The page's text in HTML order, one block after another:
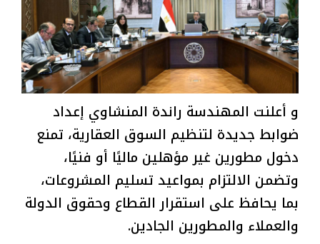
و أعلنت المهندسة راندة المنشاوي إعداد
ضوابط جديدة لتنظيم السوق العقارية، تمنع
دخول مطورين غير مؤهلين ماليًا أو فنيًا،
وتضمن الالتزام بمواعيد تسليم المشروعات،
بما يحافظ على استقرار القطاع وحقوق الدولة
والعملاء والمطورين الجادين.